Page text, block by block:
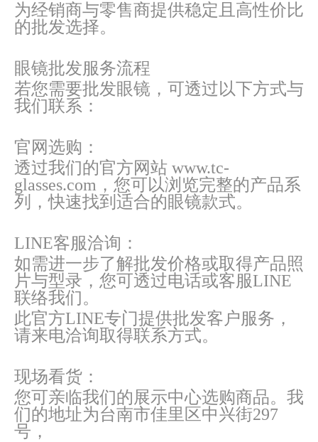
为经销商与零售商提供稳定且高性价比
的批发选择。
眼镜批发服务流程
若您需要批发眼镜，可透过以下方式与
我们联系：
官网选购：
透过我们的官方网站 www.tc-
glasses.com，您可以浏览完整的产品系
列，快速找到适合的眼镜款式。
LINE客服洽询：
如需进一步了解批发价格或取得产品照
片与型录，您可透过电话或客服LINE
联络我们。
此官方LINE专门提供批发客户服务，
请来电洽询取得联系方式。
现场看货：
您可亲临我们的展示中心选购商品。我
们的地址为台南市佳里区中兴街297
号，